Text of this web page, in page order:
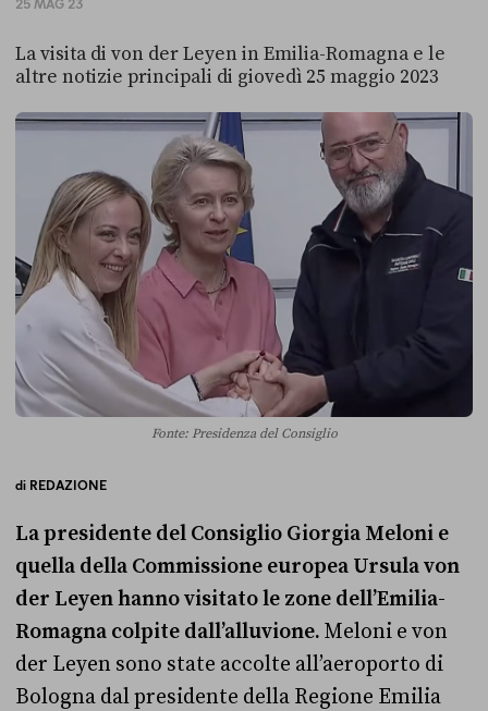
La visita di von der Leyen in Emilia-Romagna e le
altre notizie principali di giovedì 25 maggio 2023
Fonte: Presidenza del Consiglio
di REDAZIONE
La presidente del Consiglio Giorgia Meloni e
quella della Commissione europea Ursula von
der Leyen hanno visitato le zone dell’Emilia-
Romagna colpite dall’alluvione. Meloni e von
der Leyen sono state accolte all’aeroporto di
Bologna dal presidente della Regione Emilia